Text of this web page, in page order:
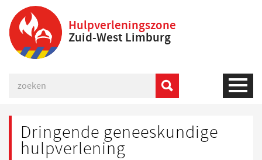
Hulpverleningszone
Zuid-West Limburg
Dringende geneeskundige
hulpverlening